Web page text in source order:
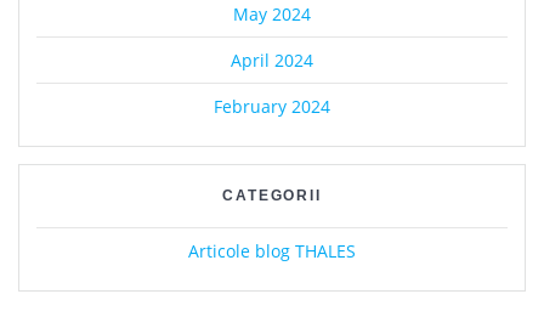
May 2024
April 2024
February 2024
CATEGORII
Articole blog THALES